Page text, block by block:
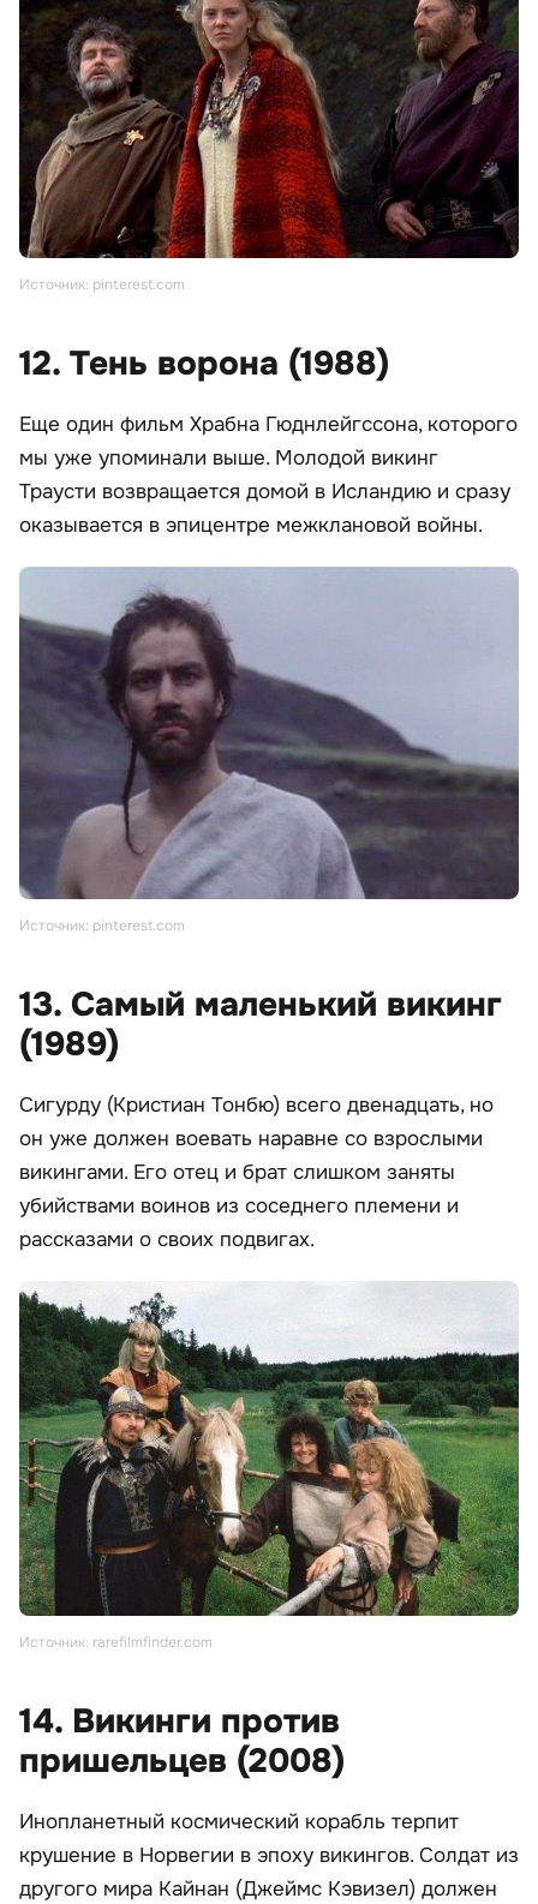
Источник: pinterest.com
12. Тень ворона (1988)
Еще один фильм Храбна Гюднлейгссона, которого
мы уже упоминали выше. Молодой викинг
Траусти возвращается домой в Исландию и сразу
оказывается в эпицентре межклановой войны.
Источник: pinterest.com
13. Самый маленький викинг
(1989)
Сигурду (Кристиан Тонбю) всего двенадцать, но
он уже должен воевать наравне со взрослыми
викингами. Его отец и брат слишком заняты
убийствами воинов из соседнего племени и
рассказами о своих подвигах.
Источник: rarefilmfinder.com
14. Викинги против
пришельцев (2008)
Инопланетный космический корабль терпит
крушение в Норвегии в эпоху викингов. Солдат из
другого мира Кайнан (Джеймс Кэвизел) должен